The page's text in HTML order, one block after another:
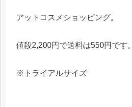
アットコスメショッピング。
値段2,200円で送料は550円です。
※トライアルサイズ